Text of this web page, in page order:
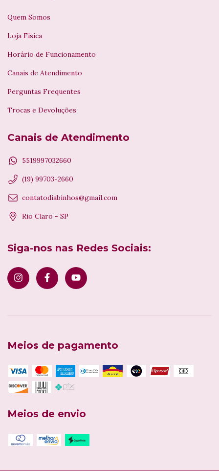
Quem Somos
Loja Física
Horário de Funcionamento
Canais de Atendimento
Perguntas Frequentes
Trocas e Devoluções
Canais de Atendimento
5519997032660
(19) 99703-2660
contatodiabinhos@gmail.com
Rio Claro - SP
Siga-nos nas Redes Sociais:
Meios de pagamento
Meios de envio